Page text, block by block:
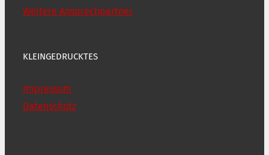
Weitere Ansprechpartner
KLEINGEDRUCKTES
Impressum
Datenschutz